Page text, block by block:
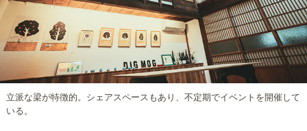
立派な梁が特徴的。シェアスペースもあり、不定期でイベントを開催して
いる。